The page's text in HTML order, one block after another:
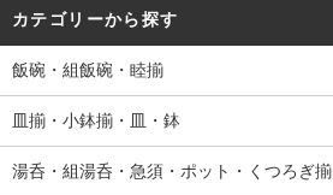
カテゴリーから探す
飯碗・組飯碗・睦揃
皿揃・小鉢揃・皿・鉢
湯呑・組湯呑・急須・ポット・くつろぎ揃